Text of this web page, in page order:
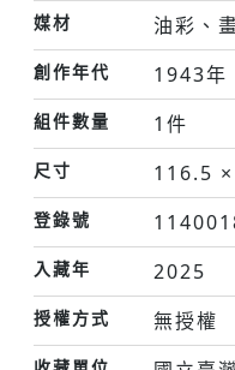
媒材 油彩、
創作年代 1943年
組件數量 1件
尺寸 116.5
登錄號
入藏年 2025
授權方式 無授權